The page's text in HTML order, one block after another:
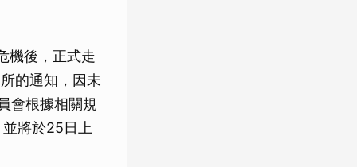
機後，正式走
的通知，因未
會根據相關規
將於25日上